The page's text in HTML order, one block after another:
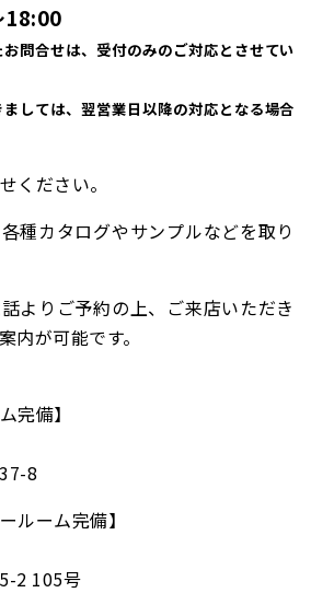
18:00
問合せは、受付のみのご対応とさせてい
しては、翌営業日以降の対応となる場合
ください。
種カタログやサンプルなどを取り
よりご予約の上、ご来店いただき
内が可能です。
完備】
8
ルーム完備】
2 105号